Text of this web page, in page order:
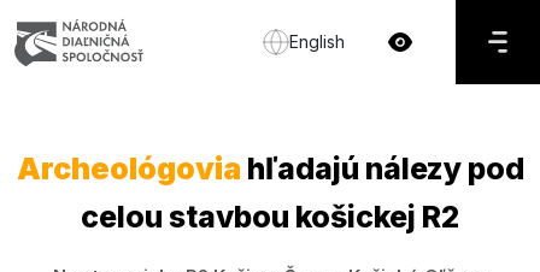
English
Archeológovia hľadajú nálezy pod
celou stavbou košickej R2